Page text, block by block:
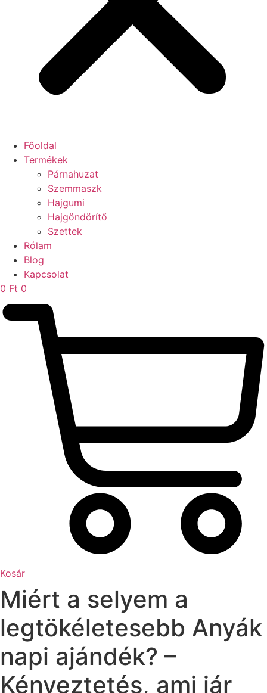
Főoldal
Termékek
Párnahuzat
Szemmaszk
Hajgumi
Hajgöndörítő
Szettek
Rólam
Blog
Kapcsolat
0 Ft 0
Kosár
Miért a selyem a
legtökéletesebb Anyák
napi ajándék? –
Kényeztetés, ami jár